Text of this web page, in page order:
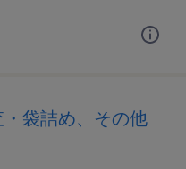
袋詰め、その他